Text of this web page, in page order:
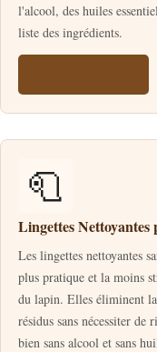
l'alcool, des huiles
liste des ingrédients.
🧻
Lingettes
Les lingettes nettoyantes
plus pratique et la moins
du lapin. Elles éliminent
résidus sans nécessiter de
bien sans alcool et sans